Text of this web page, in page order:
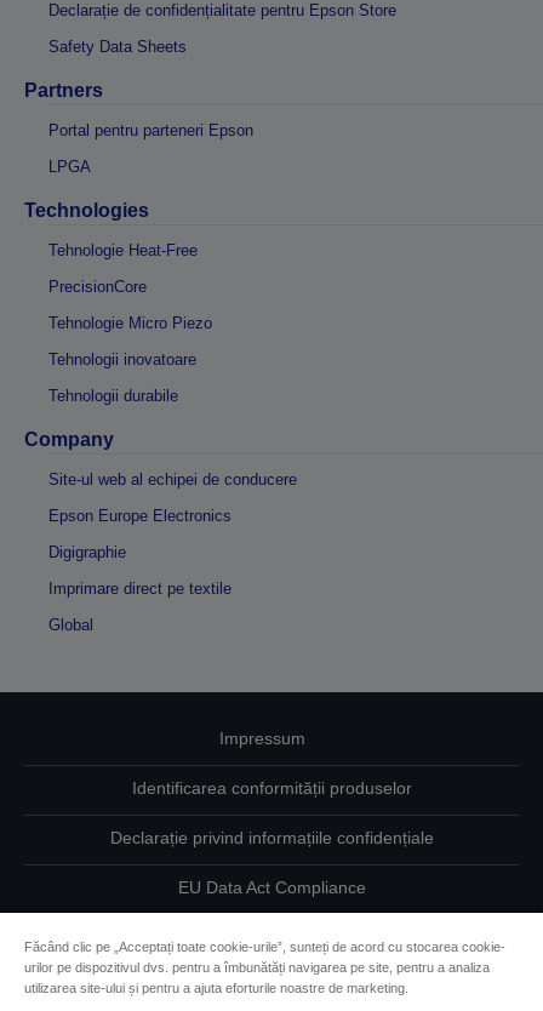
Declarație de confidențialitate pentru Epson Store
Safety Data Sheets
Partners
Portal pentru parteneri Epson
LPGA
Technologies
Tehnologie Heat-Free
PrecisionCore
Tehnologie Micro Piezo
Tehnologii inovatoare
Tehnologii durabile
Company
Site-ul web al echipei de conducere
Epson Europe Electronics
Digigraphie
Imprimare direct pe textile
Global
Impressum
Identificarea conformității produselor
Declarație privind informațiile confidențiale
EU Data Act Compliance
Informaţii despre modulele cookie
Făcând clic pe „Acceptați toate cookie-urile”, sunteți de acord cu stocarea cookie-
urilor pe dispozitivul dvs. pentru a îmbunătăți navigarea pe site, pentru a analiza
utilizarea site-ului și pentru a ajuta eforturile noastre de marketing.